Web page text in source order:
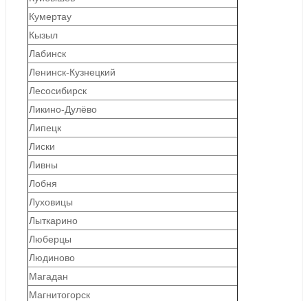
Кумертау
Кызыл
Лабинск
Ленинск-Кузнецкий
Лесосибирск
Ликино-Дулёво
Липецк
Лиски
Ливны
Лобня
Луховицы
Лыткарино
Люберцы
Людиново
Магадан
Магнитогорск